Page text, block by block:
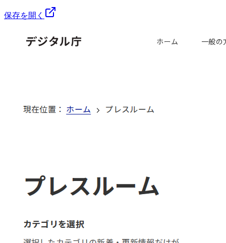
保存を開く